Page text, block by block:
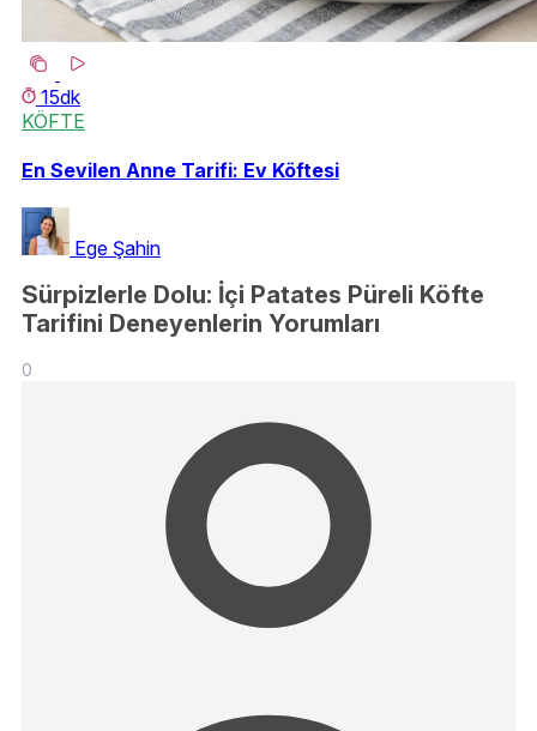
15dk
KÖFTE
En Sevilen Anne Tarifi: Ev Köftesi
Ege Şahin
Sürpizlerle Dolu: İçi Patates Püreli Köfte
Tarifini Deneyenlerin Yorumları
0